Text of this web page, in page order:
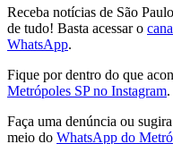
Receba notícias de São
de tudo! Basta acessar o
WhatsApp.
Fique por dentro do que
Metrópoles SP no Instagram.
Faça uma denúncia ou
meio do WhatsApp do